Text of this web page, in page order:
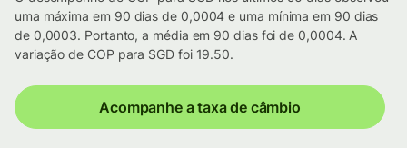
uma máxima em 90 dias de 0,0004 e uma mínima em 90 dias
de 0,0003. Portanto, a média em 90 dias foi de 0,0004. A
variação de COP para SGD foi 19.50.
Acompanhe a taxa de câmbio